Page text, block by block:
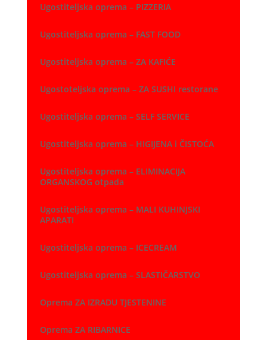
Ugostiteljska oprema – PIZZERIA
Ugostiteljska oprema – FAST FOOD
Ugostiteljska oprema – ZA KAFIĆE
Ugostoteljska oprema – ZA SUSHI restorane
Ugostiteljska oprema – SELF SERVICE
Ugostiteljska oprema – HIGIJENA i ČISTOĆA
Ugostiteljska oprema – ELIMINACIJA
ORGANSKOG otpada
Ugostiteljska oprema – MALI KUHINJSKI
APARATI
Ugostiteljska oprema – ICECREAM
Ugostiteljska oprema – SLASTIČARSTVO
Oprema ZA IZRADU TJESTENINE
Oprema ZA RIBARNICE